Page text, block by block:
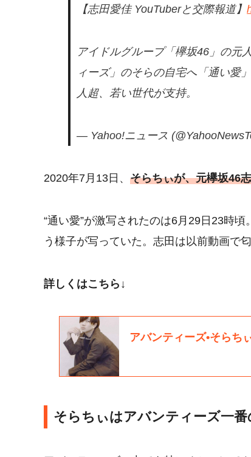
【志田愛佳 YouTuberと交際報道】
アイドルグループ「欅坂46」の元
ィーズ」のそらの自宅へ「通い愛
人超、若い世代が支持。
— Yahoo!ニュース
2020年7月13日、 そらちぃが、元欅坂46
“通い愛”が激写されたのは6月29日23時
う様子が写っていた。志田は以前動画で
詳しくはこちら↓
そらちぃはアバンティーズ一